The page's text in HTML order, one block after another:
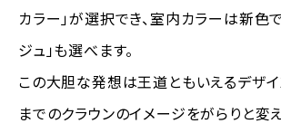
カラー」が選択でき、室内カラーは新色
ジュ」も選べます。
この大胆な発想は王道ともいえるデザイ
までのクラウンのイメージをがらりと変